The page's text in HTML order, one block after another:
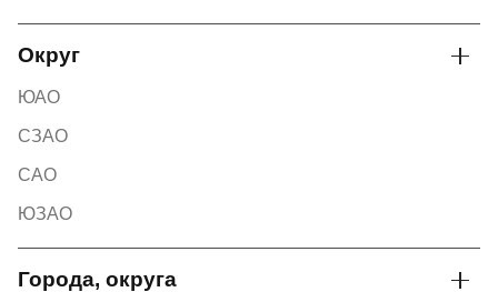
Округ
ЮАО
СЗАО
САО
ЮЗАО
Города, округа